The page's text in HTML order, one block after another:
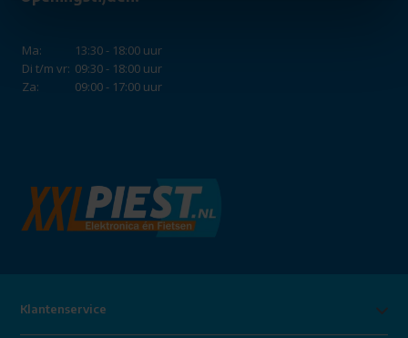
Ma:
13:30 - 18:00 uur
Di t/m vr: 09:30 - 18:00 uur
Za:
09:00 - 17:00 uur
Klantenservice